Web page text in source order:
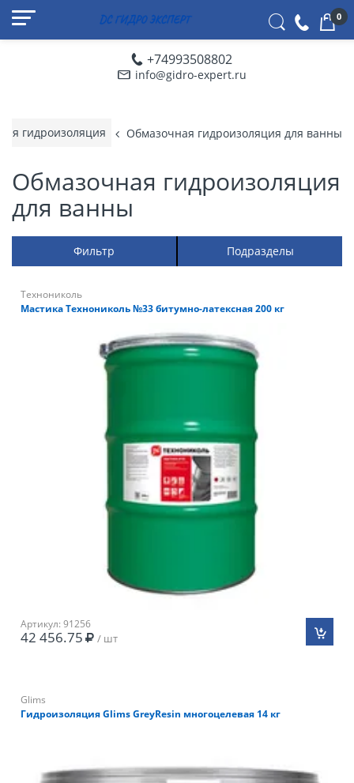
+74993508802
info@gidro-expert.ru
0
гидроизоляция Обмазочная гидроизоляция для ванны
Обмазочная гидроизоляция
для ванны
Фильтр Подразделы
Технониколь
Мастика Технониколь №33 битумно-латексная 200 кг
Артикул: 91256
42 456.75 / шт
Glims
Гидроизоляция Glims GreyResin многоцелевая 14 кг